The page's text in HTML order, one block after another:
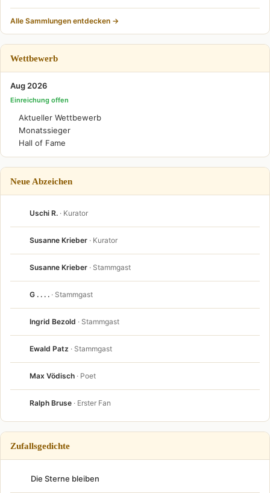
Alle Sammlungen entdecken →
Wettbewerb
Aug 2026
Einreichung offen
Aktueller Wettbewerb
Monatssieger
Hall of Fame
Neue Abzeichen
Uschi R. · Kurator
Susanne Krieber · Kurator
Susanne Krieber · Stammgast
G . . . . · Stammgast
Ingrid Bezold · Stammgast
Ewald Patz · Stammgast
Max Vödisch · Poet
Ralph Bruse · Erster Fan
Zufallsgedichte
Die Sterne bleiben